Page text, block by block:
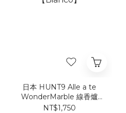
日本 HUNT9 Alle a te
WonderMarble 線香爐
【Bianco】
NT$1,750